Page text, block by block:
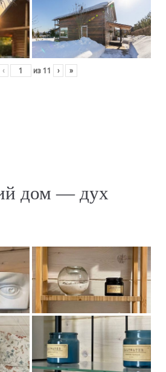
‹ из 11 › »
дом — дух